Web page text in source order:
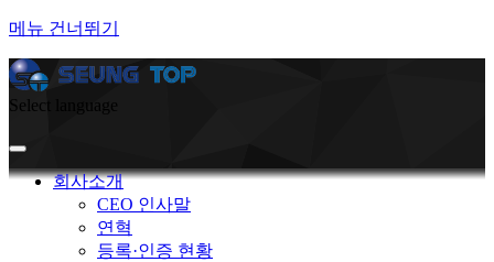
메뉴 건너뛰기
Select language
회사소개
CEO 인사말
연혁
등록·인증 현황